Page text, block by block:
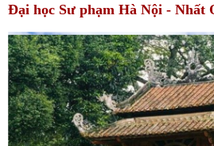
Đại học Sư phạm Hà Nội - Nhất